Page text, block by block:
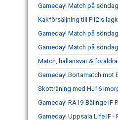
Gameday! Match på
Kakförsäljning till P12:s
Gameday! Match på
Gameday! Match på
Match, hallansvar &
Gameday! Bortamatch mot
Skotträning med HJ16
Gameday! RA19-Bälinge IF
Gameday! Uppsala Life IF -